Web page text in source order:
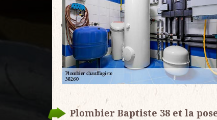
Plombier Baptiste 38 et la